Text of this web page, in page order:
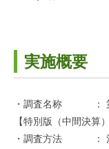
実施概要
・調査名称 ： 第
【特別版（中間決算）
・調査方法 ： 決